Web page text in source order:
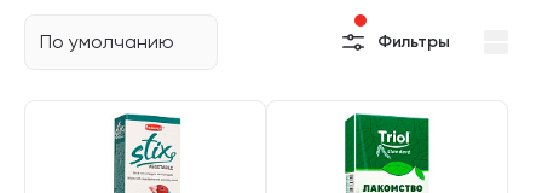
По умолчанию Фильтры